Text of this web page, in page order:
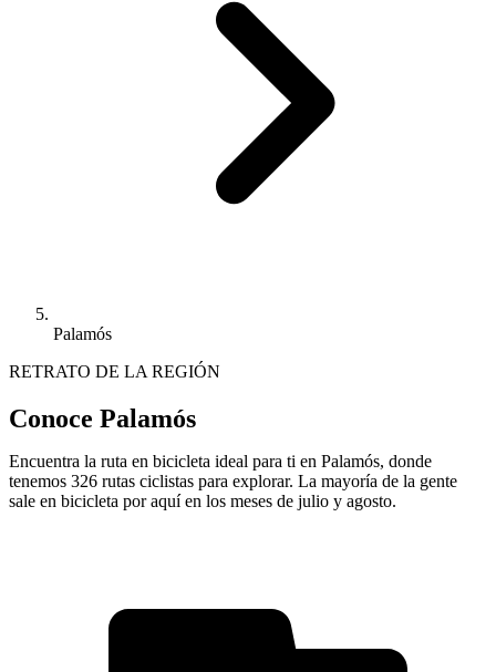
Palamós
RETRATO DE LA REGIÓN
Conoce Palamós
Encuentra la ruta en bicicleta ideal para ti en Palamós, donde
tenemos 326 rutas ciclistas para explorar. La mayoría de la gente
sale en bicicleta por aquí en los meses de julio y agosto.